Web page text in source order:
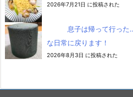
2026年7月21日 に投稿された
息子は帰って行っ
な日常に戻ります！
2026年8月3日 に投稿された